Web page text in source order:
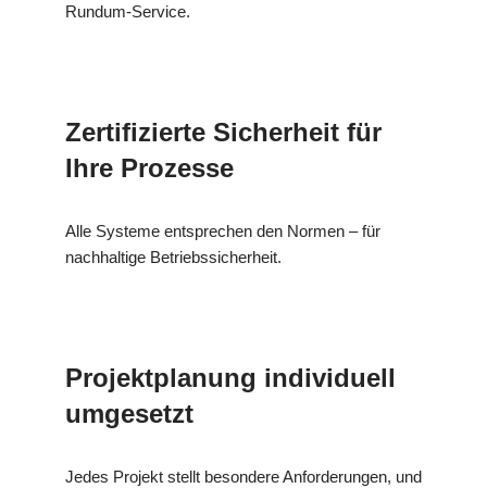
Rundum-Service.
Zertifizierte Sicherheit für
Ihre Prozesse
Alle Systeme entsprechen den Normen – für
nachhaltige Betriebssicherheit.
Projektplanung individuell
umgesetzt
Jedes Projekt stellt besondere Anforderungen, und